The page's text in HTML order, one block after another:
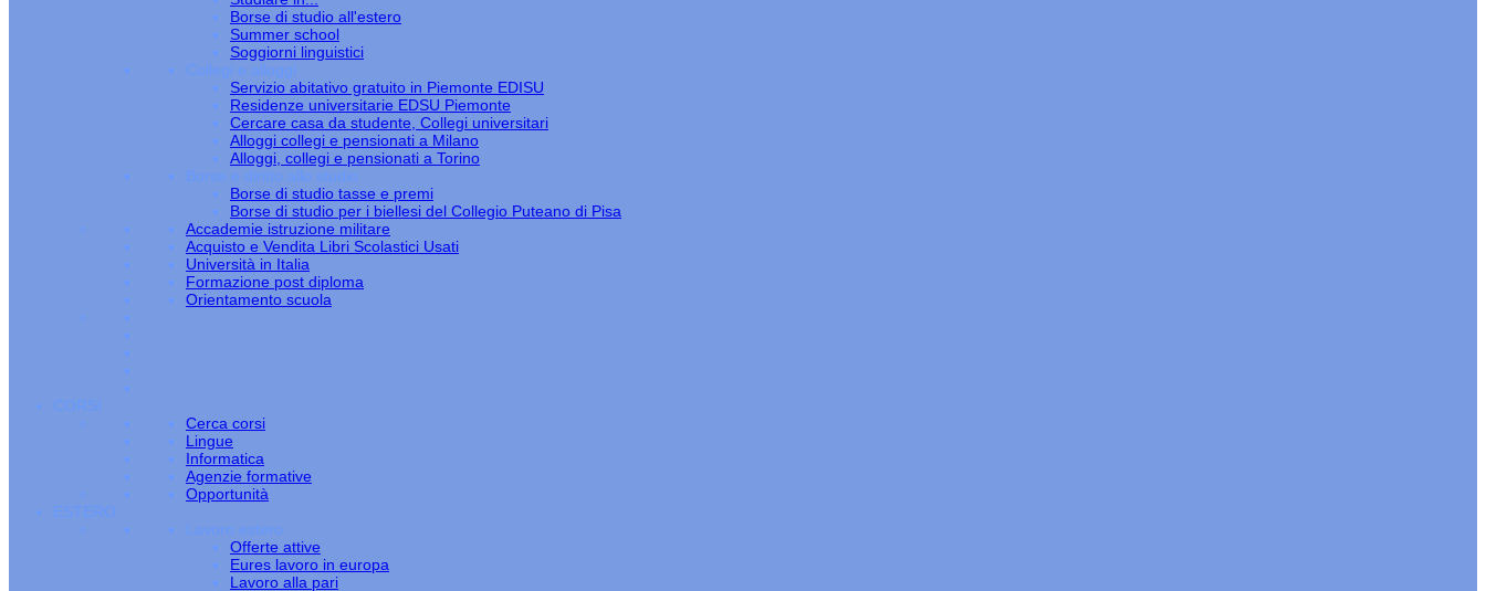
Borse di studio all'estero
Summer school
Soggiorni linguistici
Collegi e alloggi
Servizio abitativo gratuito in Piemonte EDISU
Residenze universitarie EDSU Piemonte
Cercare casa da studente, Collegi universitari
Alloggi collegi e pensionati a Milano
Alloggi, collegi e pensionati a Torino
Borse e diritto allo studio
Borse di studio tasse e premi
Borse di studio per i biellesi del Collegio Puteano di Pisa
Accademie istruzione militare
Acquisto e Vendita Libri Scolastici Usati
Università in Italia
Formazione post diploma
Orientamento scuola
CORSI
Cerca corsi
Lingue
Informatica
Agenzie formative
Opportunità
ESTERO
Lavoro estero
Offerte attive
Eures lavoro in europa
Lavoro alla pari